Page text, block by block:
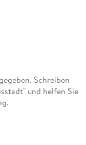
naturalistisch und
dieses Buch aus
Baron, Die
und literarischen
einem
in einem Prozess
« Niklas
Schreiben
und helfen Sie